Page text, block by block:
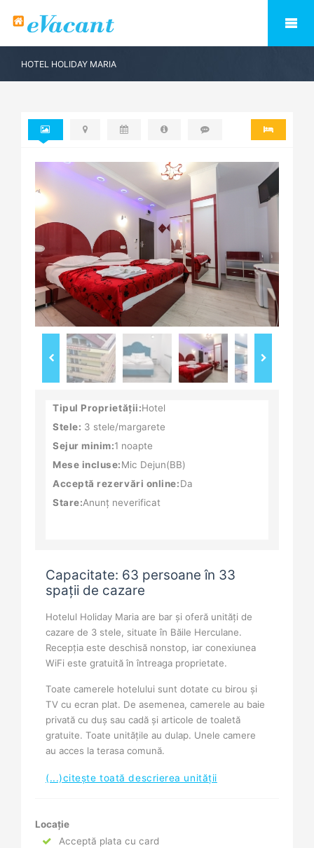
HOTEL HOLIDAY MARIA
Tipul Proprietății:Hotel
Stele: 3 stele/margarete
Sejur minim:1 noapte
Mese incluse:Mic Dejun(BB)
Acceptă rezervări online:Da
Stare:Anunț neverificat
Capacitate: 63 persoane în 33
spații de cazare
Hotelul Holiday Maria are bar şi oferă unităţi de
cazare de 3 stele, situate în Băile Herculane.
Recepţia este deschisă nonstop, iar conexiunea
WiFi este gratuită în întreaga proprietate.
Toate camerele hotelului sunt dotate cu birou și
TV cu ecran plat. De asemenea, camerele au baie
privată cu duș sau cadă și articole de toaletă
gratuite. Toate unităţile au dulap. Unele camere
au acces la terasa comună.
(...)citește toată descrierea unității
Locație
Acceptă plata cu card